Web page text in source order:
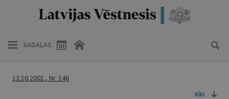
SADAĻAS
12.10.2001., Nr. 146
RĪKI